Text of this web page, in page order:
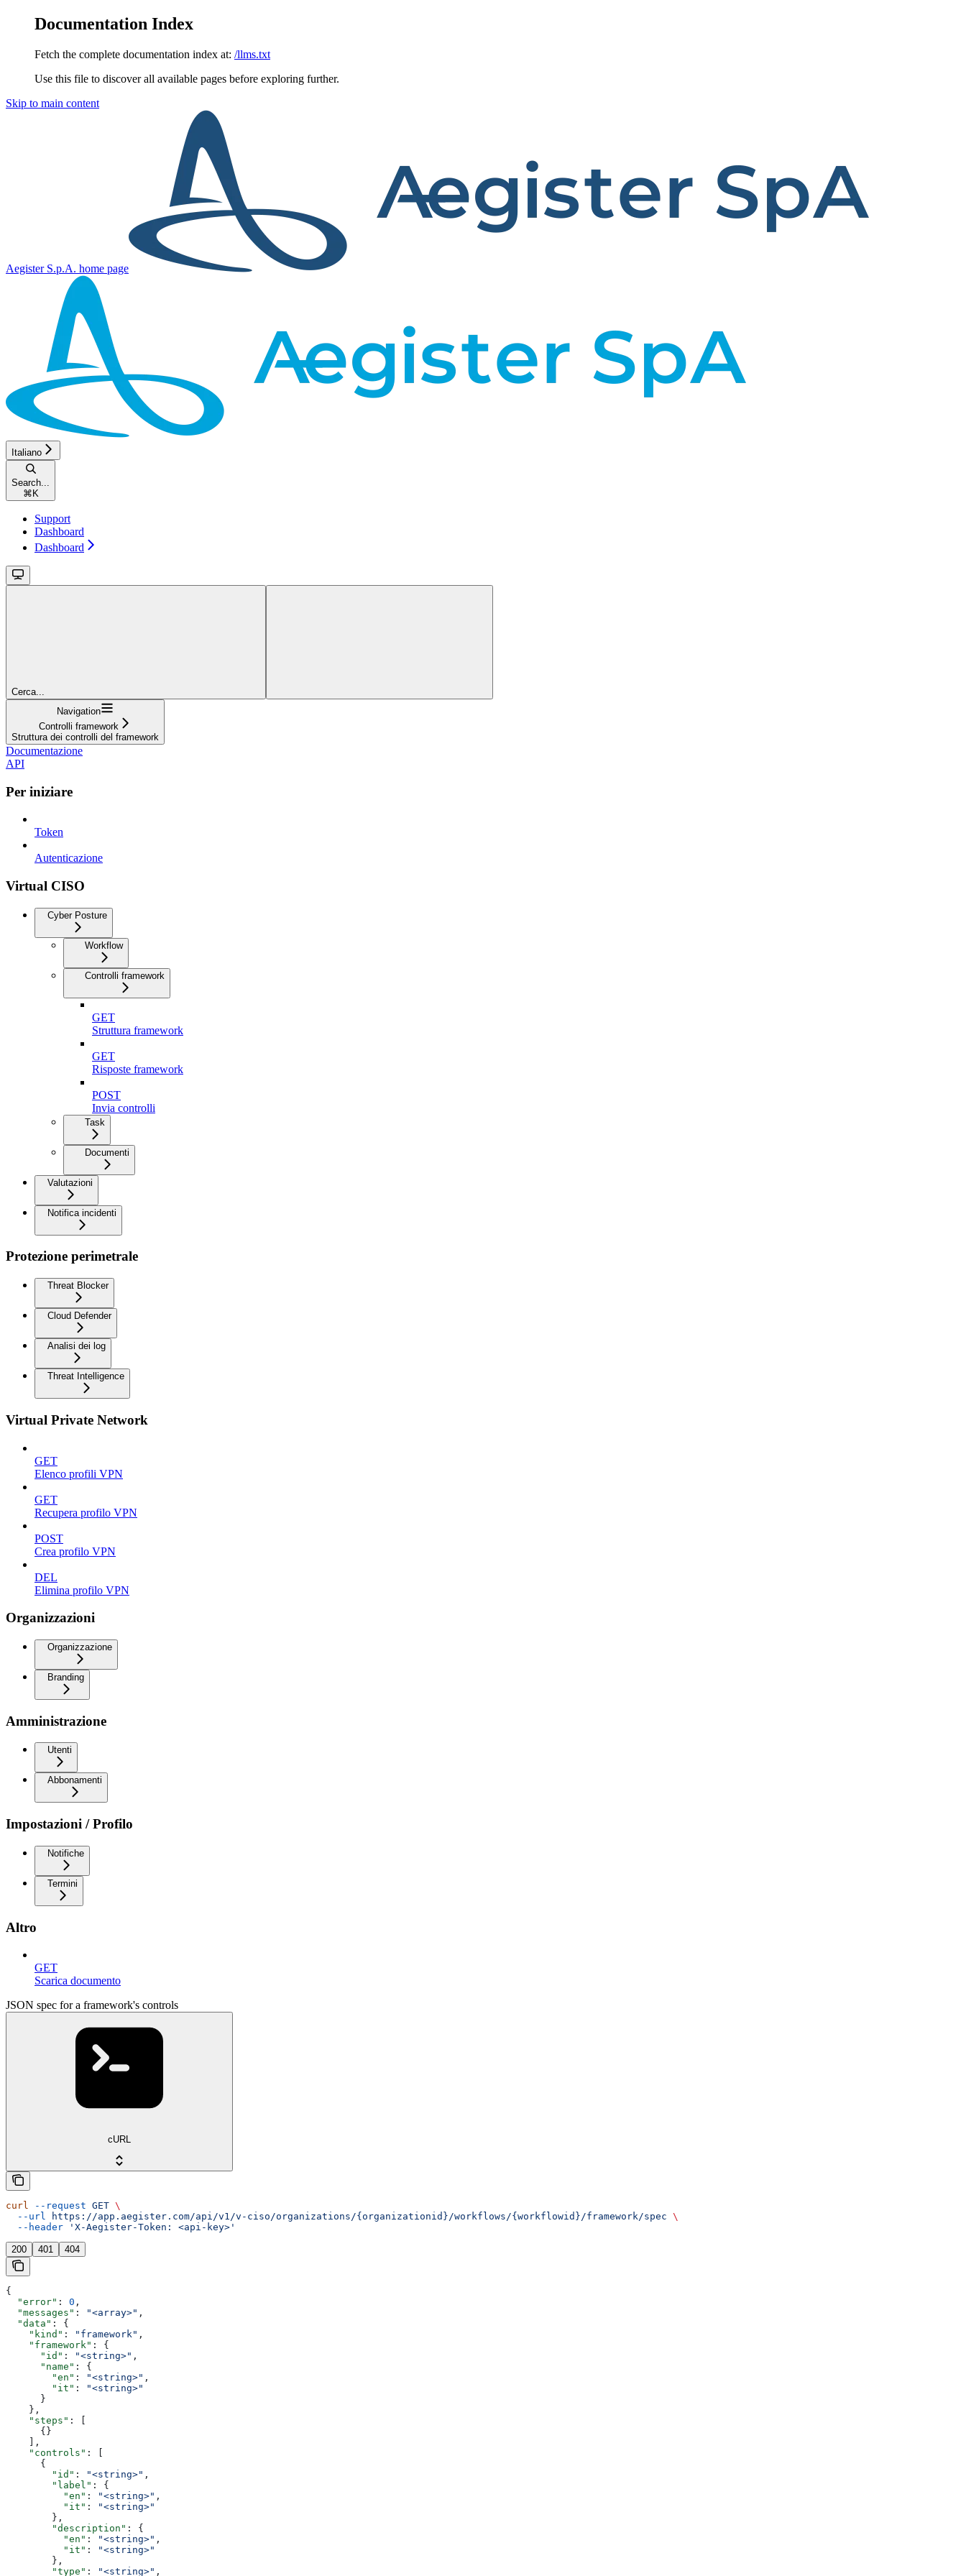
Documentation Index
Fetch the complete documentation index at: /llms.txt
Use this file to discover all available pages before exploring further.
Skip to main content
Aegister S.p.A. home page
Italiano
Search...
⌘ K
Support
Dashboard
Dashboard
Cerca...
Navigation
Controlli framework
Struttura dei controlli del framework
Documentazione
API
Per iniziare
Token
Autenticazione
Virtual CISO
Cyber Posture
Workflow
Controlli framework
GET
Struttura framework
GET
Risposte framework
POST
Invia controlli
Task
Documenti
Valutazioni
Notifica incidenti
Protezione perimetrale
Threat Blocker
Cloud Defender
Analisi dei log
Threat Intelligence
Virtual Private Network
GET
Elenco profili VPN
GET
Recupera profilo VPN
POST
Crea profilo VPN
DEL
Elimina profilo VPN
Organizzazioni
Organizzazione
Branding
Amministrazione
Utenti
Abbonamenti
Impostazioni / Profilo
Notifiche
Termini
Altro
GET
Scarica documento
JSON spec for a framework's controls
cURL
curl --request GET \
  --url
https://app.aegister.com/api/v1/v-ciso/organizations/{organizationid}/workflows/{workflowid}/framework/spec \
  --header
'X-Aegister-Token: <api-key>'
200 401 404
{
  "error"
: 0 ,
  "messages"
: "<array>" ,
  "data"
: {
    "kind"
: "framework" ,
    "framework"
: {
      "id"
: "<string>" ,
      "name"
: {
        "en"
: "<string>" ,
        "it"
:
"<string>"
      }
    },
    "steps"
: [
      {}
    ],
    "controls"
: [
      {
        "id"
: "<string>" ,
        "label"
: {
          "en"
: "<string>" ,
          "it"
:
"<string>"
        },
        "description"
: {
          "en"
: "<string>" ,
          "it"
:
"<string>"
        },
        "type"
: "<string>" ,